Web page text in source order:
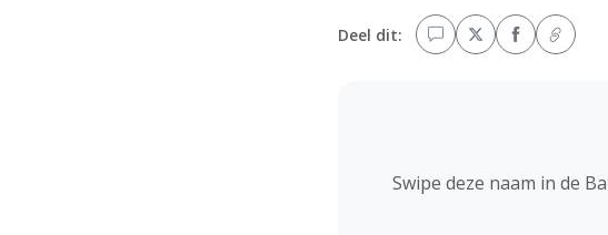
Deel dit:
Swipe deze naam in de